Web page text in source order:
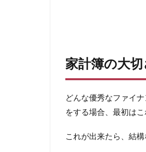
家計簿の大切
どんな優秀なファイ
をする場合、最初は
これが出来たら、結